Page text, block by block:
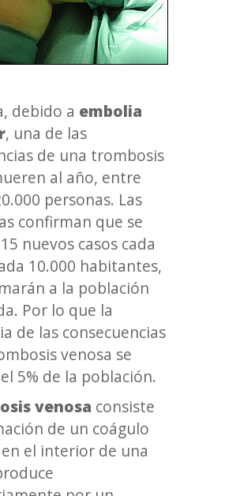
debido a embolia
, una de las
de una trombosis
al año, entre
personas. Las
confirman que se
nuevos casos cada
10.000 habitantes,
a la población
Por lo que la
de las consecuencias
venosa se
5% de la población.
venosa consiste
de un coágulo
el interior de una